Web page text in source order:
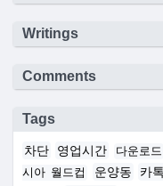
Writings
Comments
Tags
차단 영업시간 다운로드
시아 월드컵
운양동 카톡